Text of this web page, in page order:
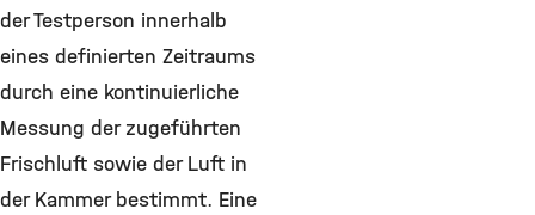
der Testperson innerhalb
eines definierten Zeitraums
durch eine kontinuierliche
Messung der zugeführten
Frischluft sowie der Luft in
der Kammer bestimmt. Eine